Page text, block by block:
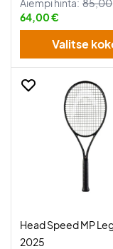
Aiempi hinta: 85,00
64,00 €
Valitse
Head Speed MP
2025